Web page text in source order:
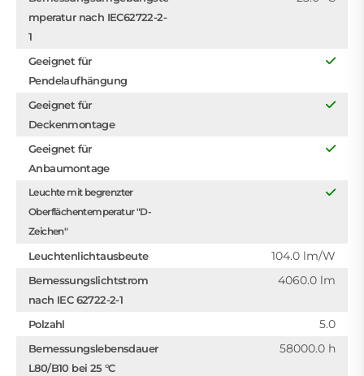
mperatur nach IEC62722-2-
1
Geeignet für
Pendelaufhängung
Geeignet für
Deckenmontage
Geeignet für
Anbaumontage
Leuchte mit begrenzter
Oberflächentemperatur "D-
Zeichen"
Leuchtenlichtausbeute 104.0 lm/W
Bemessungslichtstrom
nach IEC 62722-2-1
4060.0 lm
Polzahl 5.0
Bemessungslebensdauer
L80/B10 bei 25 °C
58000.0 h